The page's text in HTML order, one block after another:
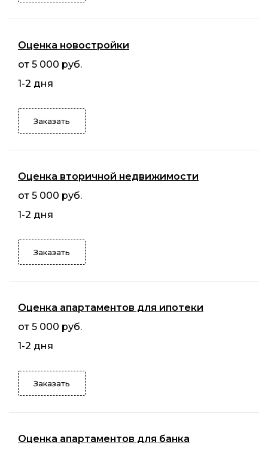
Оценка новостройки
от 5 000 руб.
1-2 дня
Заказать
Оценка вторичной недвижимости
от 5 000 руб.
1-2 дня
Заказать
Оценка апартаментов для ипотеки
от 5 000 руб.
1-2 дня
Заказать
Оценка апартаментов для банка